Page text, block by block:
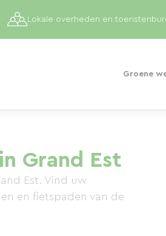
Groene
Lokale overheden en
Grand Est
Est. Vind uw
en fietspaden van de